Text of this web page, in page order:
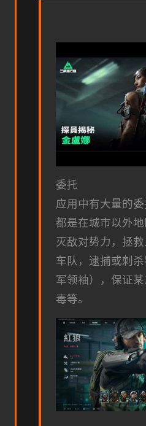
委托
应用中有大量的
都是在城市以外
灭敌对势力，拯
车队，逮捕或刺
军领袖），保证
毒等。